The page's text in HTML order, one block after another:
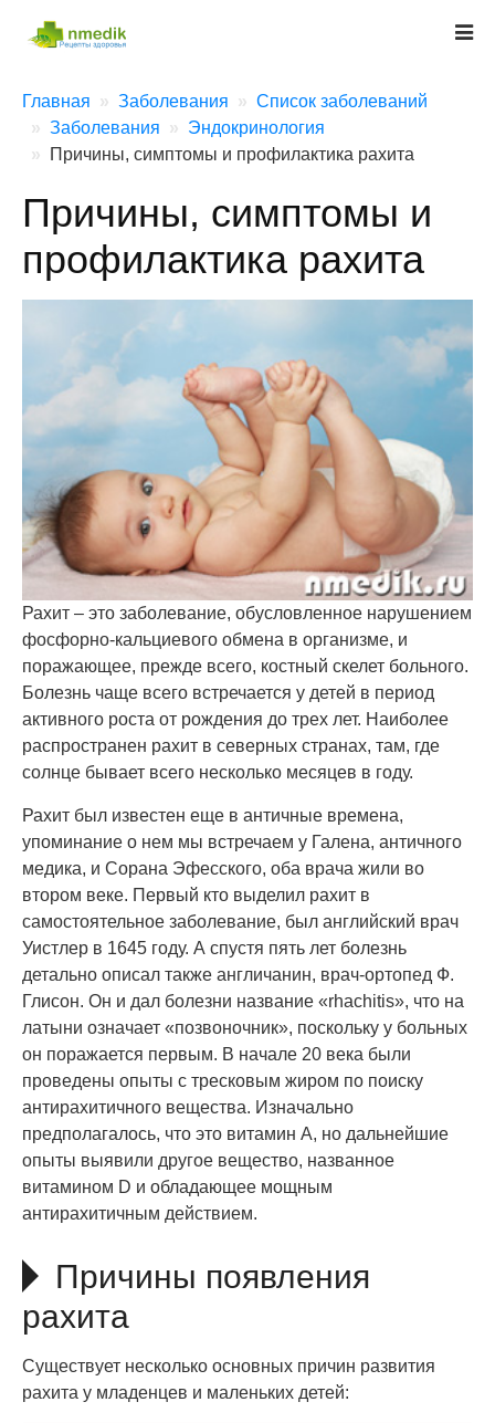
Главная Заболевания
Список заболеваний
Заболевания
Эндокринология
Причины, симптомы и профилактика рахита
Причины, симптомы и
профилактика рахита
Рахит – это заболевание, обусловленное нарушением
фосфорно-кальциевого обмена в организме, и
поражающее, прежде всего, костный скелет больного.
Болезнь чаще всего встречается у детей в период
активного роста от рождения до трех лет. Наиболее
распространен рахит в северных странах, там, где
солнце бывает всего несколько месяцев в году.
Рахит был известен еще в античные времена,
упоминание о нем мы встречаем у Галена, античного
медика, и Сорана Эфесского, оба врача жили во
втором веке. Первый кто выделил рахит в
самостоятельное заболевание, был английский врач
Уистлер в 1645 году. А спустя пять лет болезнь
детально описал также англичанин, врач-ортопед Ф.
Глисон. Он и дал болезни название «rhachitis», что на
латыни означает «позвоночник», поскольку у больных
он поражается первым. В начале 20 века были
проведены опыты с тресковым жиром по поиску
антирахитичного вещества. Изначально
предполагалось, что это витамин A, но дальнейшие
опыты выявили другое вещество, названное
витамином D и обладающее мощным
антирахитичным действием.
Причины появления
рахита
Существует несколько основных причин развития
рахита у младенцев и маленьких детей: